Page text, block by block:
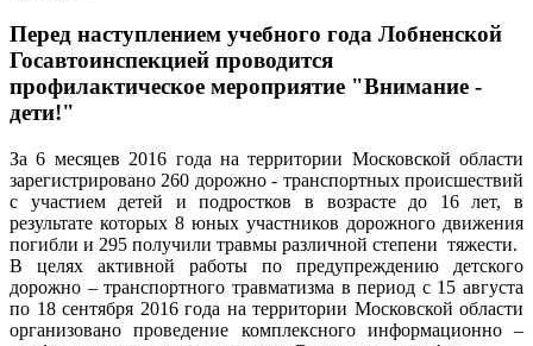
Перед наступлением учебного года Лобненской
Госавтоинспекцией проводится
профилактическое мероприятие "Внимание -
дети!"
За 6 месяцев 2016 года на территории Московской области
зарегистрировано 260 дорожно - транспортных происшествий
с участием детей и подростков в возрасте до 16 лет, в
результате которых 8 юных участников дорожного движения
погибли и 295 получили травмы различной степени тяжести.
В целях активной работы по предупреждению детского
дорожно – транспортного травматизма в период с 15 августа
по 18 сентября 2016 года на территории Московской области
организовано проведение комплексного информационно –